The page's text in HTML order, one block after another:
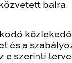
balra
és a
e szerinti